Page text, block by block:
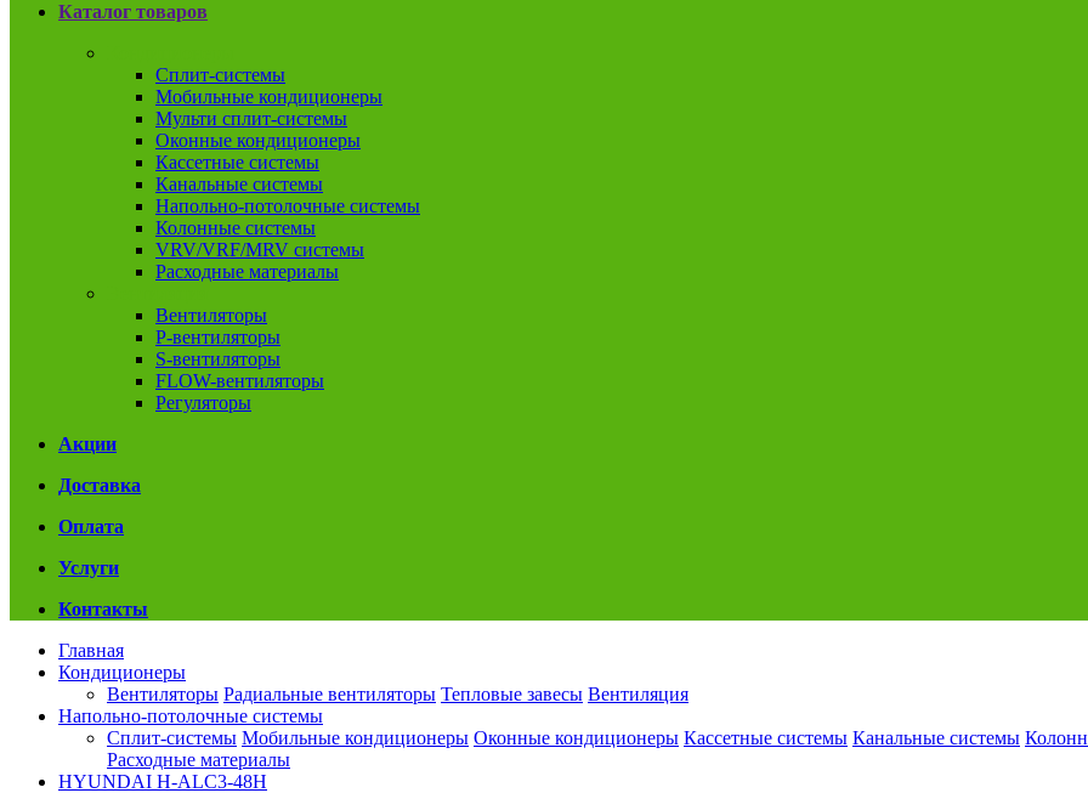
Каталог товаров
Сплит-системы
Мобильные кондиционеры
Мульти сплит-системы
Оконные кондиционеры
Кассетные системы
Канальные системы
Напольно-потолочные системы
Колонные системы
VRV/VRF/MRV системы
Расходные материалы
Вентиляторы
P-вентиляторы
S-вентиляторы
FLOW-вентиляторы
Регуляторы
Акции
Доставка
Оплата
Услуги
Контакты
Главная
Кондиционеры
Вентиляторы Радиальные вентиляторы Тепловые завесы Вентиляция
Напольно-потолочные системы
Сплит-системы Мобильные кондиционеры Оконные кондиционеры Кассетные системы Канальные системы
Расходные материалы
HYUNDAI H-ALC3-48H